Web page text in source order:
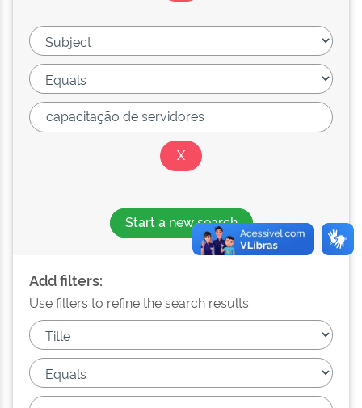
Start a new search
Add filters:
Use filters to refine the search results.